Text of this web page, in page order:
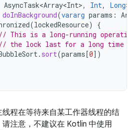
AsyncTask<Array<Int>, Int, Long>
doInBackground(vararg params :
(lockedResource)
{
// This is a long-running
// the lock last for a long time
. sort(params [0] )
程在等待来自某工作器线程的结
注意，不建议在 Kotlin 中使用